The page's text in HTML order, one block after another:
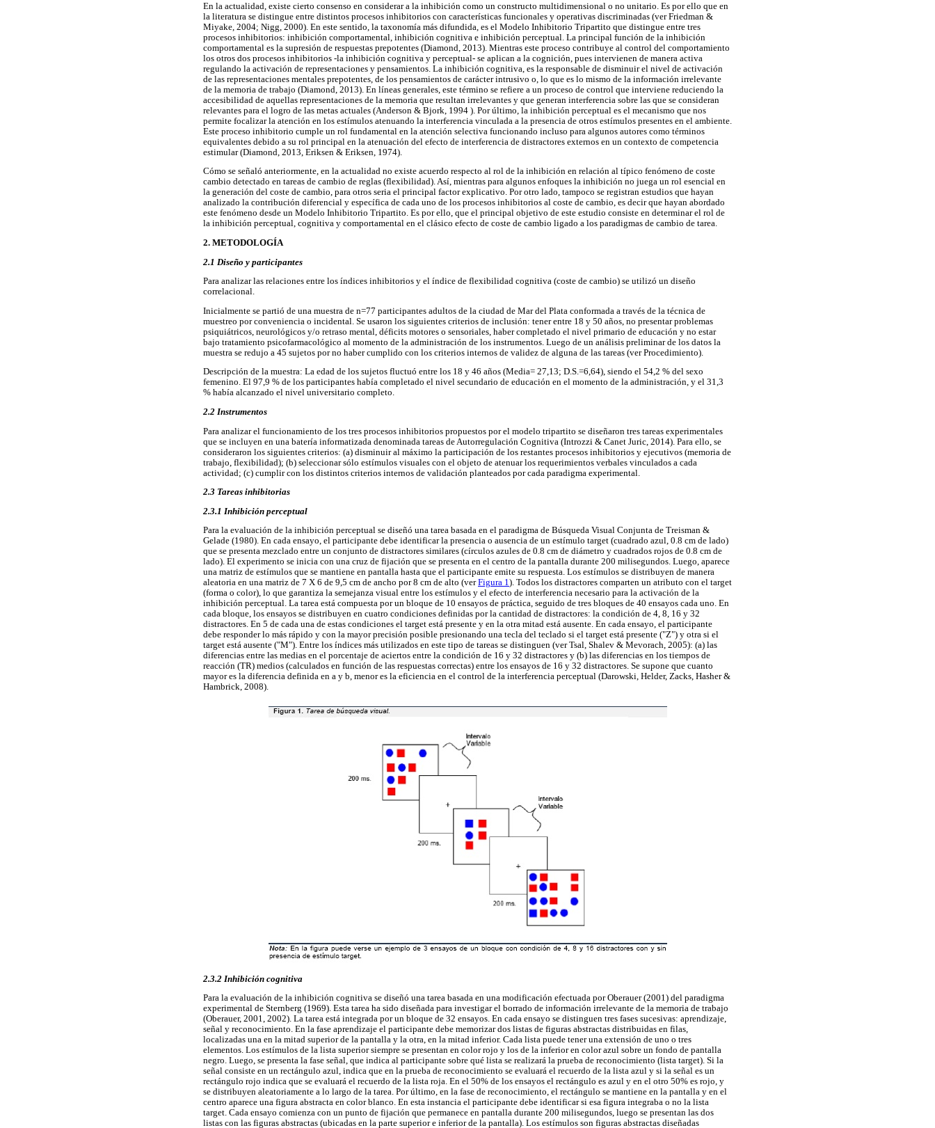
En la actualidad, existe cierto consenso en considerar a la inhibición como un constructo multidimensional o no unitario. Es por ello que en
la literatura se distingue entre distintos procesos inhibitorios con características funcionales y operativas discriminadas (ver Friedman &
Miyake, 2004; Nigg, 2000). En este sentido, la taxonomía más difundida, es el Modelo Inhibitorio Tripartito que distingue entre tres
procesos inhibitorios: inhibición comportamental, inhibición cognitiva e inhibición perceptual. La principal función de la inhibición
comportamental es la supresión de respuestas prepotentes (Diamond, 2013). Mientras este proceso contribuye al control del comportamiento
los otros dos procesos inhibitorios -la inhibición cognitiva y perceptual- se aplican a la cognición, pues intervienen de manera activa
regulando la activación de representaciones y pensamientos. La inhibición cognitiva, es la responsable de disminuir el nivel de activación
de las representaciones mentales prepotentes, de los pensamientos de carácter intrusivo o, lo que es lo mismo de la información irrelevante
de la memoria de trabajo (Diamond, 2013). En líneas generales, este término se refiere a un proceso de control que interviene reduciendo la
accesibilidad de aquellas representaciones de la memoria que resultan irrelevantes y que generan interferencia sobre las que se consideran
relevantes para el logro de las metas actuales (Anderson & Bjork, 1994 ). Por último, la inhibición perceptual es el mecanismo que nos
permite focalizar la atención en los estímulos atenuando la interferencia vinculada a la presencia de otros estímulos presentes en el ambiente.
Este proceso inhibitorio cumple un rol fundamental en la atención selectiva funcionando incluso para algunos autores como términos
equivalentes debido a su rol principal en la atenuación del efecto de interferencia de distractores externos en un contexto de competencia
estimular (Diamond, 2013, Eriksen & Eriksen, 1974).
Cómo se señaló anteriormente, en la actualidad no existe acuerdo respecto al rol de la inhibición en relación al típico fenómeno de coste
cambio detectado en tareas de cambio de reglas (flexibilidad). Así, mientras para algunos enfoques la inhibición no juega un rol esencial en
la generación del coste de cambio, para otros seria el principal factor explicativo. Por otro lado, tampoco se registran estudios que hayan
analizado la contribución diferencial y específica de cada uno de los procesos inhibitorios al coste de cambio, es decir que hayan abordado
este fenómeno desde un Modelo Inhibitorio Tripartito. Es por ello, que el principal objetivo de este estudio consiste en determinar el rol de
la inhibición perceptual, cognitiva y comportamental en el clásico efecto de coste de cambio ligado a los paradigmas de cambio de tarea.
2. METODOLOGÍA
2.1 Diseño y participantes
Para analizar las relaciones entre los índices inhibitorios y el índice de flexibilidad cognitiva (coste de cambio) se utilizó un diseño
correlacional.
Inicialmente se partió de una muestra de n=77 participantes adultos de la ciudad de Mar del Plata conformada a través de la técnica de
muestreo por conveniencia o incidental. Se usaron los siguientes criterios de inclusión: tener entre 18 y 50 años, no presentar problemas
psiquiátricos, neurológicos y/o retraso mental, déficits motores o sensoriales, haber completado el nivel primario de educación y no estar
bajo tratamiento psicofarmacológico al momento de la administración de los instrumentos. Luego de un análisis preliminar de los datos la
muestra se redujo a 45 sujetos por no haber cumplido con los criterios internos de validez de alguna de las tareas (ver Procedimiento).
Descripción de la muestra: La edad de los sujetos fluctuó entre los 18 y 46 años (Media= 27,13; D.S.=6,64), siendo el 54,2 % del sexo
femenino. El 97,9 % de los participantes había completado el nivel secundario de educación en el momento de la administración, y el 31,3
% había alcanzado el nivel universitario completo.
2.2 Instrumentos
Para analizar el funcionamiento de los tres procesos inhibitorios propuestos por el modelo tripartito se diseñaron tres tareas experimentales
que se incluyen en una batería informatizada denominada tareas de Autorregulación Cognitiva (Introzzi & Canet Juric, 2014). Para ello, se
consideraron los siguientes criterios: (a) disminuir al máximo la participación de los restantes procesos inhibitorios y ejecutivos (memoria de
trabajo, flexibilidad); (b) seleccionar sólo estímulos visuales con el objeto de atenuar los requerimientos verbales vinculados a cada
actividad; (c) cumplir con los distintos criterios internos de validación planteados por cada paradigma experimental.
2.3 Tareas inhibitorias
2.3.1 Inhibición perceptual
Para la evaluación de la inhibición perceptual se diseñó una tarea basada en el paradigma de Búsqueda Visual Conjunta de Treisman &
Gelade (1980). En cada ensayo, el participante debe identificar la presencia o ausencia de un estímulo target (cuadrado azul, 0.8 cm de lado)
que se presenta mezclado entre un conjunto de distractores similares (círculos azules de 0.8 cm de diámetro y cuadrados rojos de 0.8 cm de
lado). El experimento se inicia con una cruz de fijación que se presenta en el centro de la pantalla durante 200 milisegundos. Luego, aparece
una matriz de estímulos que se mantiene en pantalla hasta que el participante emite su respuesta. Los estímulos se distribuyen de manera
aleatoria en una matriz de 7 X 6 de 9,5 cm de ancho por 8 cm de alto (verFigura 1). Todos los distractores comparten un atributo con el target
(forma o color), lo que garantiza la semejanza visual entre los estímulos y el efecto de interferencia necesario para la activación de la
inhibición perceptual. La tarea está compuesta por un bloque de 10 ensayos de práctica, seguido de tres bloques de 40 ensayos cada uno. En
cada bloque, los ensayos se distribuyen en cuatro condiciones definidas por la cantidad de distractores: la condición de 4, 8, 16 y 32
distractores. En 5 de cada una de estas condiciones el target está presente y en la otra mitad está ausente. En cada ensayo, el participante
debe responder lo más rápido y con la mayor precisión posible presionando una tecla del teclado si el target está presente ("Z") y otra si el
target está ausente ("M"). Entre los índices más utilizados en este tipo de tareas se distinguen (ver Tsal, Shalev & Mevorach, 2005): (a) las
diferencias entre las medias en el porcentaje de aciertos entre la condición de 16 y 32 distractores y (b) las diferencias en los tiempos de
reacción (TR) medios (calculados en función de las respuestas correctas) entre los ensayos de 16 y 32 distractores. Se supone que cuanto
mayor es la diferencia definida en a y b, menor es la eficiencia en el control de la interferencia perceptual (Darowski, Helder, Zacks, Hasher &
Hambrick, 2008).
2.3.2 Inhibición cognitiva
Para la evaluación de la inhibición cognitiva se diseñó una tarea basada en una modificación efectuada por Oberauer (2001) del paradigma
experimental de Sternberg (1969). Esta tarea ha sido diseñada para investigar el borrado de información irrelevante de la memoria de trabajo
(Oberauer, 2001, 2002). La tarea está integrada por un bloque de 32 ensayos. En cada ensayo se distinguen tres fases sucesivas: aprendizaje,
señal y reconocimiento. En la fase aprendizaje el participante debe memorizar dos listas de figuras abstractas distribuidas en filas,
localizadas una en la mitad superior de la pantalla y la otra, en la mitad inferior. Cada lista puede tener una extensión de uno o tres
elementos. Los estímulos de la lista superior siempre se presentan en color rojo y los de la inferior en color azul sobre un fondo de pantalla
negro. Luego, se presenta la fase señal, que indica al participante sobre qué lista se realizará la prueba de reconocimiento (lista target). Si la
señal consiste en un rectángulo azul, indica que en la prueba de reconocimiento se evaluará el recuerdo de la lista azul y si la señal es un
rectángulo rojo indica que se evaluará el recuerdo de la lista roja. En el 50% de los ensayos el rectángulo es azul y en el otro 50% es rojo, y
se distribuyen aleatoriamente a lo largo de la tarea. Por último, en la fase de reconocimiento, el rectángulo se mantiene en la pantalla y en el
centro aparece una figura abstracta en color blanco. En esta instancia el participante debe identificar si esa figura integraba o no la lista
target. Cada ensayo comienza con un punto de fijación que permanece en pantalla durante 200 milisegundos, luego se presentan las dos
listas con las figuras abstractas (ubicadas en la parte superior e inferior de la pantalla). Los estímulos son figuras abstractas diseñadas